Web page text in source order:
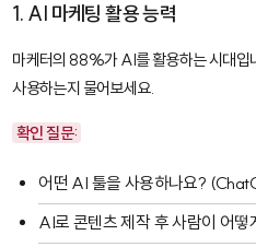
1. AI 마케팅 활용 능력
마케터의 88%가 AI를 활용하는 시대입
사용하는지 물어보세요.
확인 질문:
어떤 AI 툴을 사용하나요?
AI로 콘텐츠 제작 후 사람이 어떻